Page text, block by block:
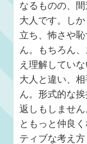
なるものの、
大人です。し
立ち、怖さや
ん。もちろん
え理解してい
大人と違い、
ん。形式的な
返しもしませ
ともっと仲良
ティブな考え